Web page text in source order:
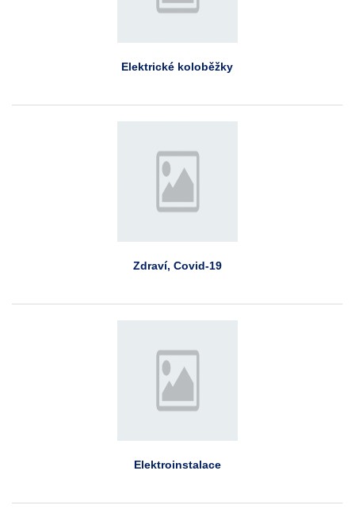
Elektrické koloběžky
Zdraví, Covid-19
Elektroinstalace